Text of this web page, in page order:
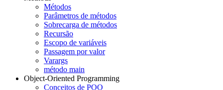
Métodos
Parâmetros de métodos
Sobrecarga de métodos
Recursão
Escopo de variáveis
Passagem por valor
Varargs
método main
Object-Oriented Programming
Conceitos de POO